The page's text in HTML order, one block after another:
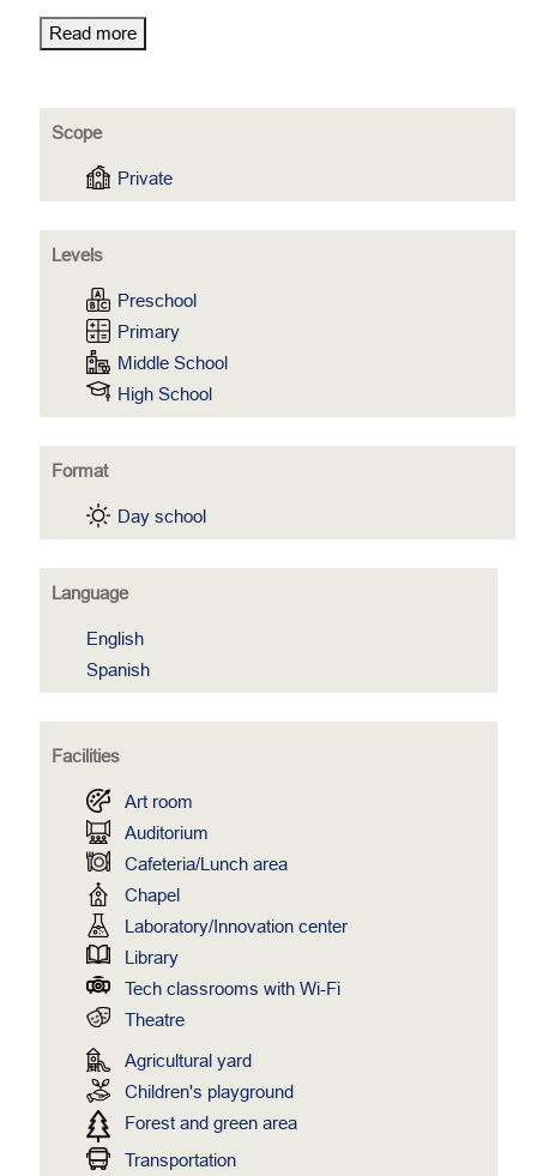
Read more
Scope
Private
Levels
Preschool
Primary
Middle School
High School
Format
Day school
Language
English
Spanish
Facilities
Art room
Auditorium
Cafeteria/Lunch area
Chapel
Laboratory/Innovation center
Library
Tech classrooms with Wi-Fi
Theatre
Agricultural yard
Children's playground
Forest and green area
Transportation